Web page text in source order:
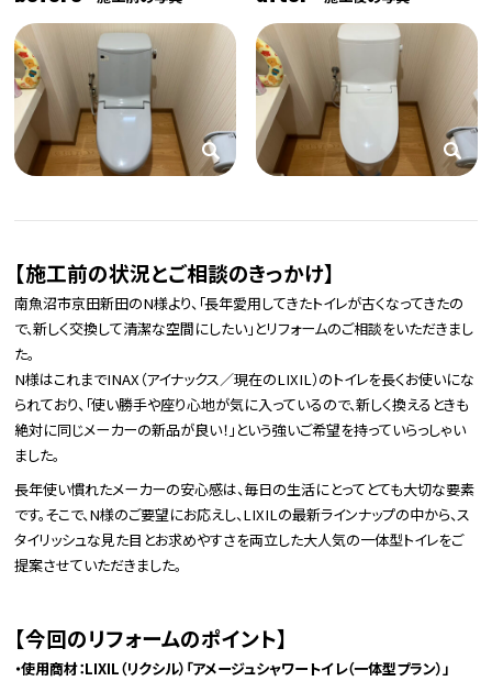
【施工前の状況とご相談のきっかけ】
南魚沼市京田新田のN様より、「長年愛用してきたトイレが古くなってきたの
で、新しく交換して清潔な空間にしたい」とリフォームのご相談をいただきまし
た。
N様はこれまでINAX（アイナックス／現在のLIXIL）のトイレを長くお使いにな
られており、「使い勝手や座り心地が気に入っているので、新しく換えるときも
絶対に同じメーカーの新品が良い！」という強いご希望を持っていらっしゃい
ました。
長年使い慣れたメーカーの安心感は、毎日の生活にとってとても大切な要素
です。そこで、N様のご要望にお応えし、LIXILの最新ラインナップの中から、ス
タイリッシュな見た目とお求めやすさを両立した大人気の一体型トイレをご
提案させていただきました。
【今回のリフォームのポイント】
・使用商材：LIXIL（リクシル）「アメージュシャワートイレ（一体型プラン）」